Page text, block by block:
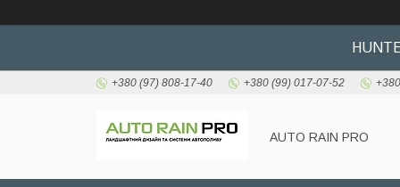
+380 (97) 808-17-40 +380 (99) 017-07-52
AUTO RAIN PRO